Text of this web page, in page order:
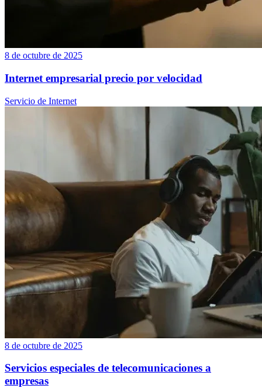
8 de octubre de 2025
Internet empresarial precio por velocidad
Servicio de Internet
8 de octubre de 2025
Servicios especiales de telecomunicaciones a
empresas